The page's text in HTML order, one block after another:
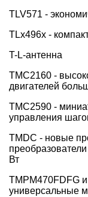
TLV571 -
TLx496x -
T-L-антенна
TMC2160 -
двигателей
TMC2590 -
управления
TMDC - новые
Вт
TMPM470FDFG
универсальные